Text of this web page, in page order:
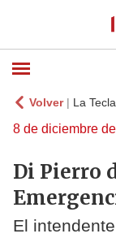
Volver| La
8 de diciembre
Di Pierro
El